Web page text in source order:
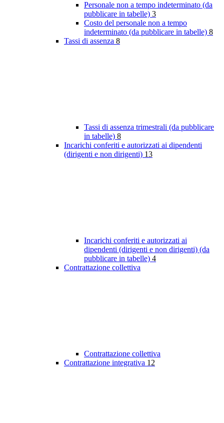
Personale non a tempo indeterminato (da
pubblicare in tabelle) 3
Costo del personale non a tempo
indeterminato (da pubblicare in tabelle) 8
Tassi di assenza 8
Tassi di assenza trimestrali (da pubblicare
in tabelle) 8
Incarichi conferiti e autorizzati ai dipendenti
(dirigenti e non dirigenti) 13
Incarichi conferiti e autorizzati ai
dipendenti (dirigenti e non dirigenti) (da
pubblicare in tabelle) 4
Contrattazione collettiva
Contrattazione collettiva
Contrattazione integrativa 12